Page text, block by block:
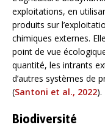
exploitations, en
produits sur
chimiques externes.
point de vue
quantité, les intrants
d’autres systèmes de
(Santoni et al., 2022).
Biodiversité